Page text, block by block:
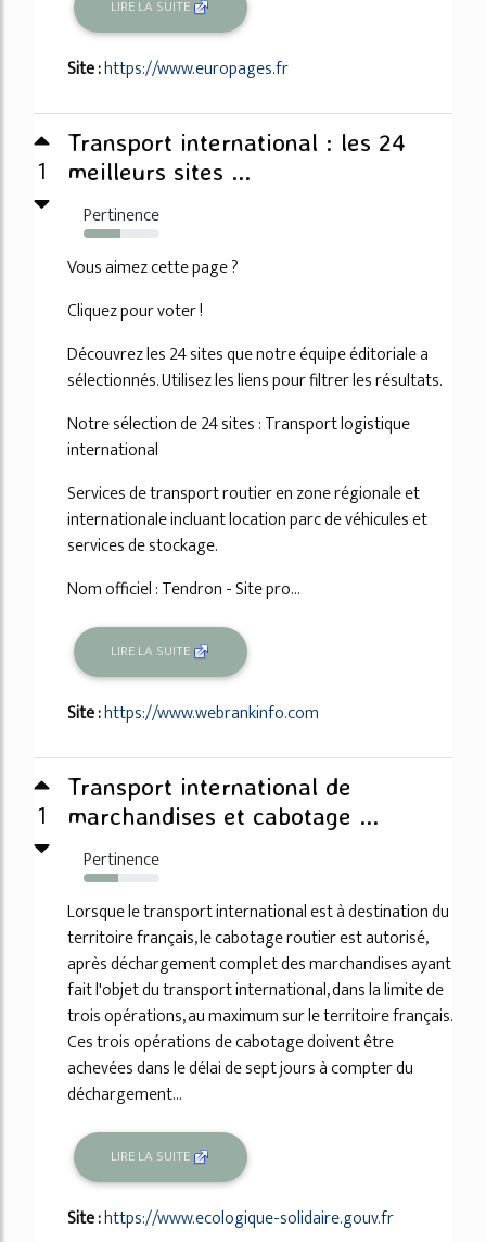
LIRE LA SUITE
Site :https://www.europages.fr
1
Transport international : les 24
meilleurs sites ...
Pertinence
49%
Vous aimez cette page ?
Cliquez pour voter !
Découvrez les 24 sites que notre équipe éditoriale a
sélectionnés. Utilisez les liens pour filtrer les résultats.
Notre sélection de 24 sites : Transport logistique
international
Services de transport routier en zone régionale et
internationale incluant location parc de véhicules et
services de stockage.
Nom officiel : Tendron - Site pro...
LIRE LA SUITE
Site :https://www.webrankinfo.com
1
Transport international de
marchandises et cabotage ...
Pertinence
46%
Lorsque le transport international est à destination du
territoire français, le cabotage routier est autorisé,
après déchargement complet des marchandises ayant
fait l'objet du transport international, dans la limite de
trois opérations, au maximum sur le territoire français.
Ces trois opérations de cabotage doivent être
achevées dans le délai de sept jours à compter du
déchargement...
LIRE LA SUITE
Site :https://www.ecologique-solidaire.gouv.fr